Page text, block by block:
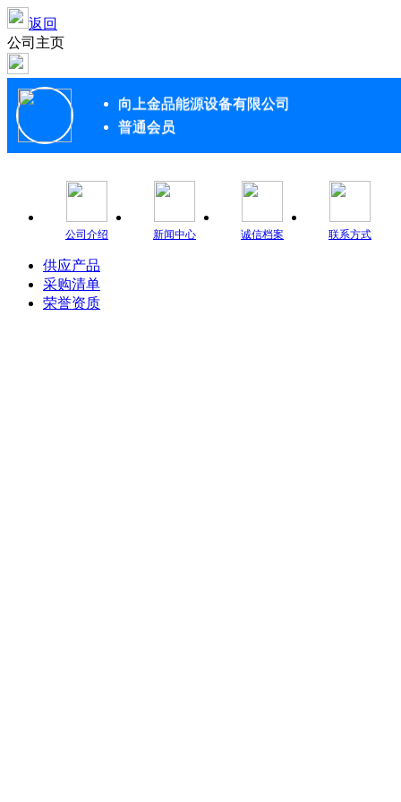
返回
公司主页
向上金品能源设备有限公司
普通会员
公司介绍 新闻中心 诚信档案 联系方式
供应产品
采购清单
荣誉资质